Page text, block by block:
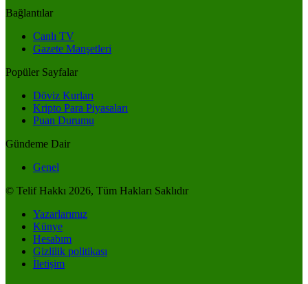
Bağlantılar
Canlı TV
Gazete Manşetleri
Popüler Sayfalar
Döviz Kurları
Kripto Para Piyasaları
Puan Durumu
Gündeme Dair
Genel
© Telif Hakkı 2026, Tüm Hakları Saklıdır
Yazarlarımız
Künye
Hesabım
Gizlilik politikası
İletişim